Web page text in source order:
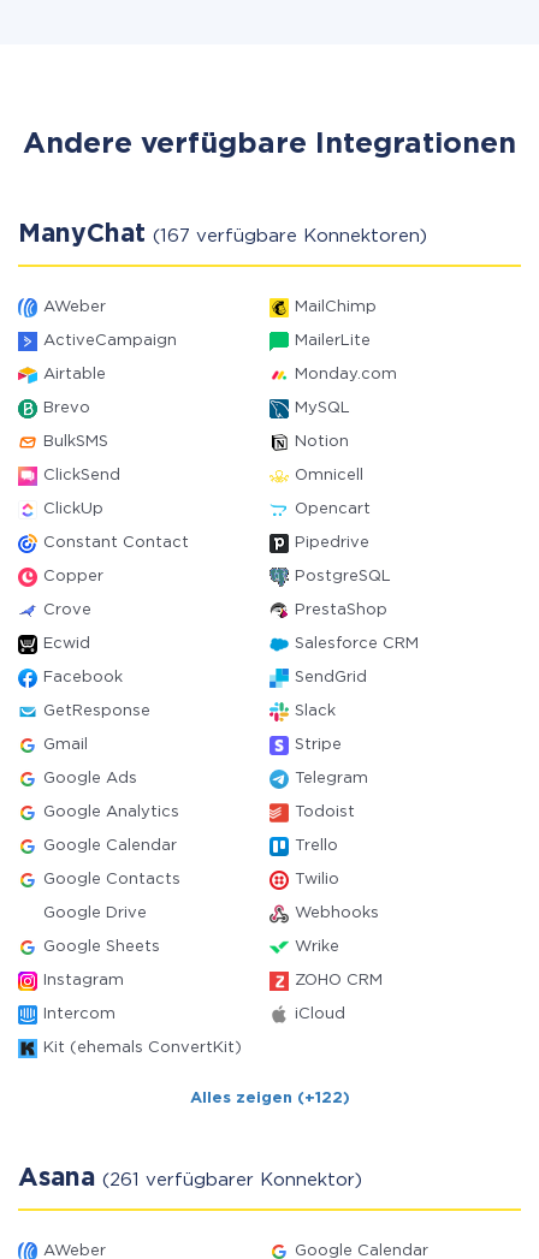
Andere verfügbare Integrationen
ManyChat (167 verfügbare Konnektoren)
AWeber MailChimp
ActiveCampaign MailerLite
Airtable Monday.com
Brevo MySQL
BulkSMS Notion
ClickSend Omnicell
ClickUp Opencart
Constant Contact Pipedrive
Copper PostgreSQL
Crove PrestaShop
Ecwid Salesforce CRM
Facebook SendGrid
GetResponse Slack
Gmail Stripe
Google Ads Telegram
Google Analytics Todoist
Google Calendar Trello
Google Contacts Twilio
Google Drive Webhooks
Google Sheets Wrike
Instagram ZOHO CRM
Intercom iCloud
Kit (ehemals ConvertKit)
Alles zeigen (+122)
Asana (261 verfügbarer Konnektor)
AWeber Google Calendar